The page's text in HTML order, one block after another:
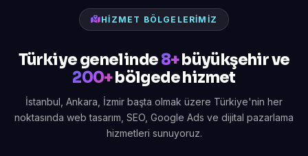
HIZMET BÖLGELERIMIZ
Türkiye genelinde8+büyükşehir ve
200+bölgede hizmet
İstanbul, Ankara, İzmir başta olmak üzere Türkiye'nin her
noktasında web tasarım, SEO, Google Ads ve dijital pazarlama
hizmetleri sunuyoruz.